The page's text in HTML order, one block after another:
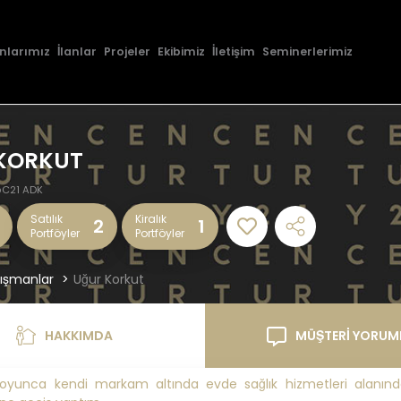
İlanlar Projeler Ekibimiz İletişim Seminerlerimiz
ADK
Satılık
Portföyler
2
Kiralık
Portföyler
1
Uğur Korkut
HAKKIMDA MÜŞTERİ
kendi markam altında evde sağlık hizmetleri